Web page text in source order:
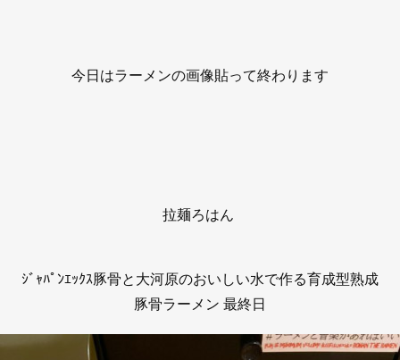
今日はラーメンの画像貼って終わります
拉麺ろはん
ｼﾞｬﾊﾟﾝｴｯｸｽ豚骨と大河原のおいしい水で作る育成型熟成
豚骨ラーメン 最終日